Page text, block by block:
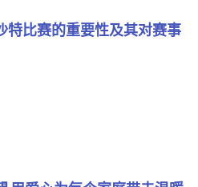
特比赛的重要性及其对赛事